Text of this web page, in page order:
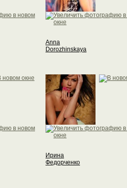
Anna
Dorozhinskaya
Ирина
Федорченко